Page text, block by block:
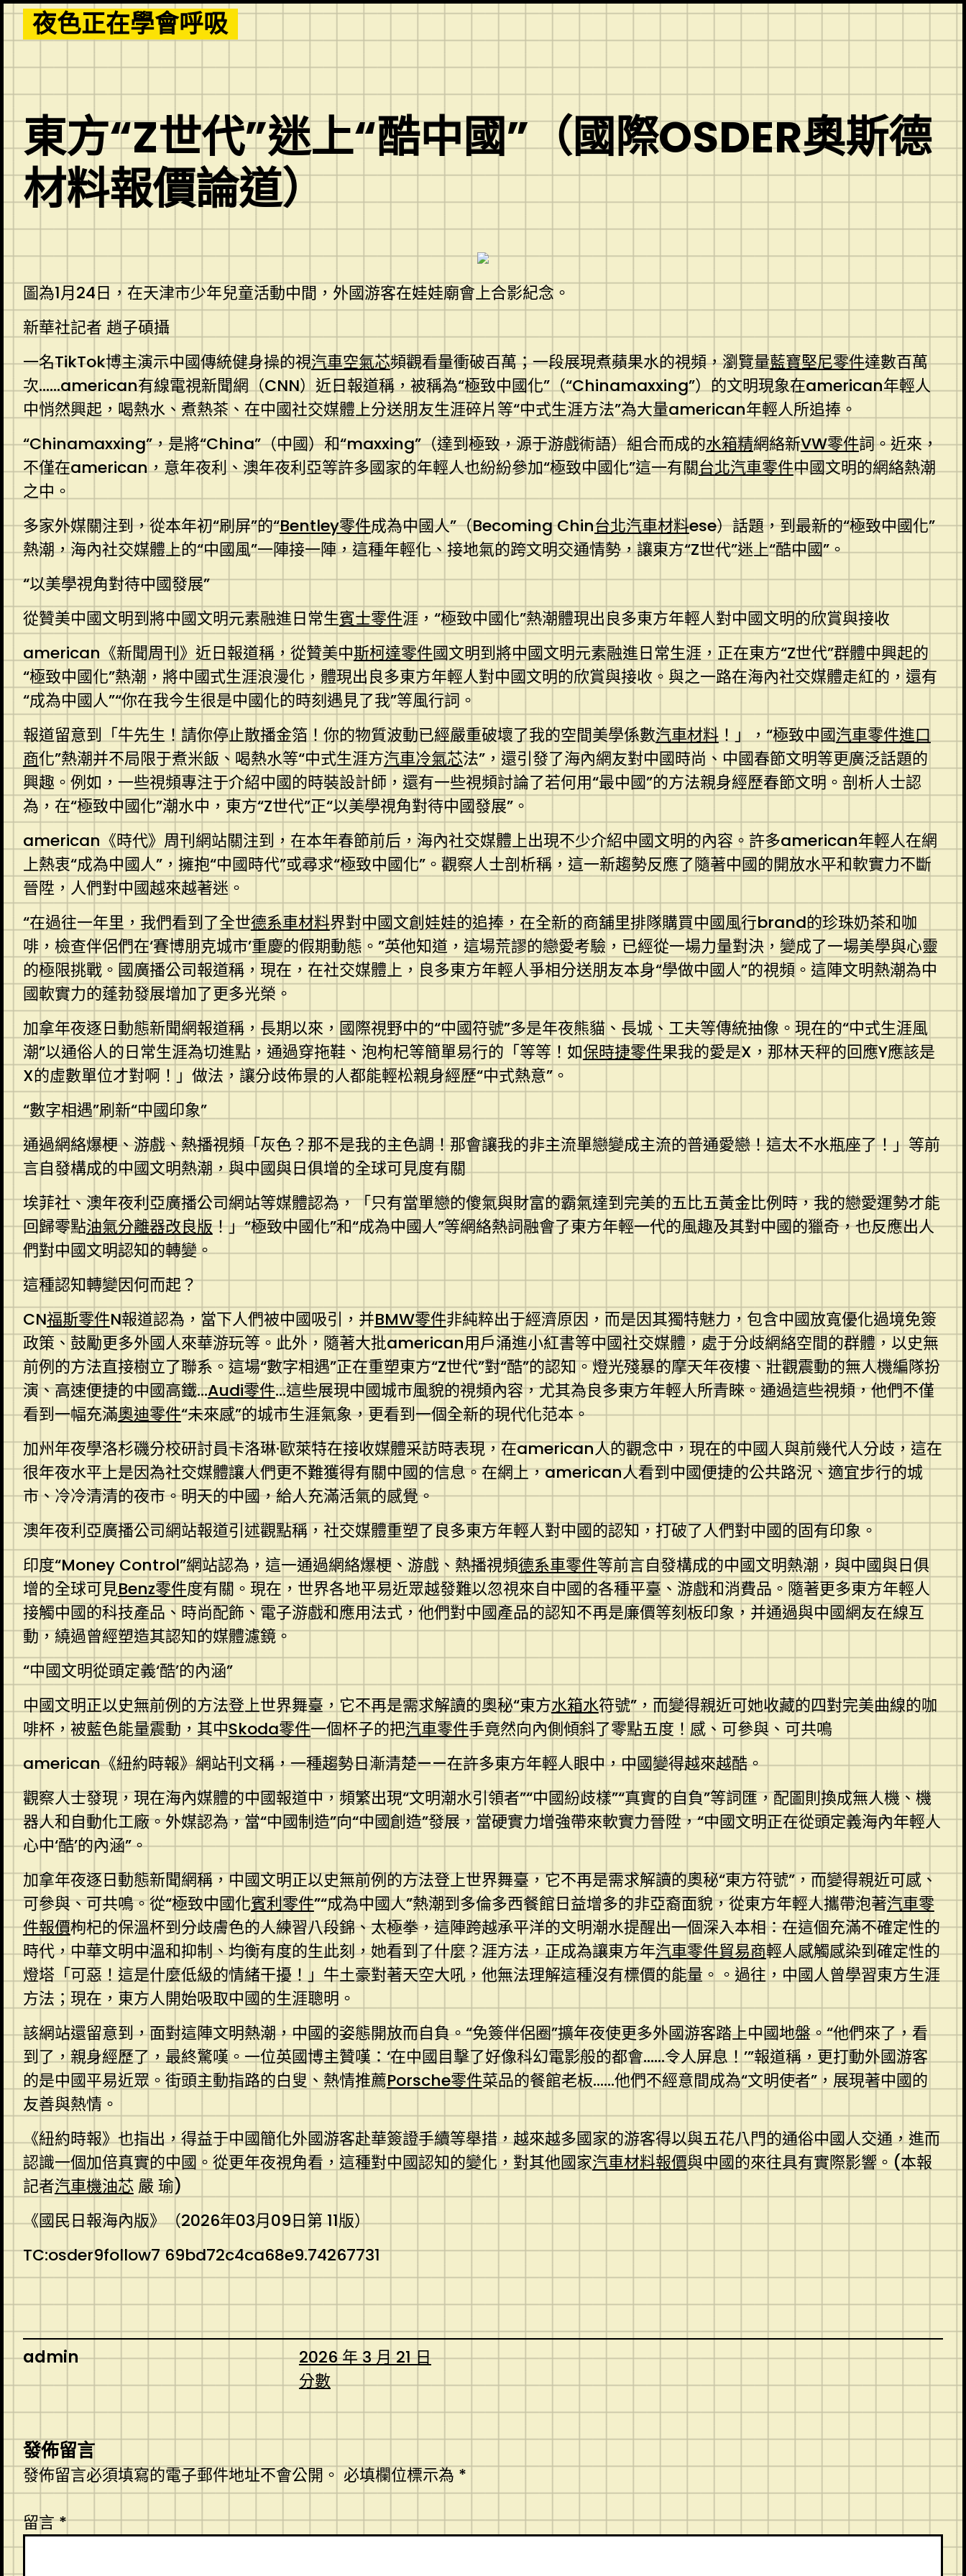
Skip
to
content
夜色正在學會呼吸
東方“Z世代”迷上“酷中國”（國際OSDER奧斯德
材料報價論道）
圖為1月24日，在天津市少年兒童活動中間，外國游客在娃娃廟會上合影紀念。
新華社記者 趙子碩攝
一名TikTok博主演示中國傳統健身操的視汽車空氣芯頻觀看量衝破百萬；一段展現煮蘋果水的視頻，瀏覽量藍寶堅尼零件達數百萬
次……american有線電視新聞網（CNN）近日報道稱，被稱為“極致中國化”（“Chinamaxxing”）的文明現象在american年輕人
中悄然興起，喝熱水、煮熱茶、在中國社交媒體上分送朋友生涯碎片等“中式生涯方法”為大量american年輕人所追捧。
“Chinamaxxing”，是將“China”（中國）和“maxxing”（達到極致，源于游戲術語）組合而成的水箱精網絡新VW零件詞。近來，
不僅在american，意年夜利、澳年夜利亞等許多國家的年輕人也紛紛參加“極致中國化”這一有關台北汽車零件中國文明的網絡熱潮
之中。
多家外媒關注到，從本年初“刷屏”的“Bentley零件成為中國人”（Becoming Chin台北汽車材料ese）話題，到最新的“極致中國化”
熱潮，海內社交媒體上的“中國風”一陣接一陣，這種年輕化、接地氣的跨文明交通情勢，讓東方“Z世代”迷上“酷中國”。
“以美學視角對待中國發展”
從贊美中國文明到將中國文明元素融進日常生賓士零件涯，“極致中國化”熱潮體現出良多東方年輕人對中國文明的欣賞與接收
american《新聞周刊》近日報道稱，從贊美中斯柯達零件國文明到將中國文明元素融進日常生涯，正在東方“Z世代”群體中興起的
“極致中國化”熱潮，將中國式生涯浪漫化，體現出良多東方年輕人對中國文明的欣賞與接收。與之一路在海內社交媒體走紅的，還有
“成為中國人”“你在我今生很是中國化的時刻遇見了我”等風行詞。
報道留意到「牛先生！請你停止散播金箔！你的物質波動已經嚴重破壞了我的空間美學係數汽車材料！」，“極致中國汽車零件進口
商化”熱潮并不局限于煮米飯、喝熱水等“中式生涯方汽車冷氣芯法”，還引發了海內網友對中國時尚、中國春節文明等更廣泛話題的
興趣。例如，一些視頻專注于介紹中國的時裝設計師，還有一些視頻討論了若何用“最中國”的方法親身經歷春節文明。剖析人士認
為，在“極致中國化”潮水中，東方“Z世代”正“以美學視角對待中國發展”。
american《時代》周刊網站關注到，在本年春節前后，海內社交媒體上出現不少介紹中國文明的內容。許多american年輕人在網
上熱衷“成為中國人”，擁抱“中國時代”或尋求“極致中國化”。觀察人士剖析稱，這一新趨勢反應了隨著中國的開放水平和軟實力不斷
晉陞，人們對中國越來越著迷。
“在過往一年里，我們看到了全世德系車材料界對中國文創娃娃的追捧，在全新的商舖里排隊購買中國風行brand的珍珠奶茶和咖
啡，檢查伴侶們在‘賽博朋克城市’重慶的假期動態。”英他知道，這場荒謬的戀愛考驗，已經從一場力量對決，變成了一場美學與心靈
的極限挑戰。國廣播公司報道稱，現在，在社交媒體上，良多東方年輕人爭相分送朋友本身“學做中國人”的視頻。這陣文明熱潮為中
國軟實力的蓬勃發展增加了更多光榮。
加拿年夜逐日動態新聞網報道稱，長期以來，國際視野中的“中國符號”多是年夜熊貓、長城、工夫等傳統抽像。現在的“中式生涯風
潮”以通俗人的日常生涯為切進點，通過穿拖鞋、泡枸杞等簡單易行的「等等！如保時捷零件果我的愛是X，那林天秤的回應Y應該是
X的虛數單位才對啊！」做法，讓分歧佈景的人都能輕松親身經歷“中式熱意”。
“數字相遇”刷新“中國印象”
通過網絡爆梗、游戲、熱播視頻「灰色？那不是我的主色調！那會讓我的非主流單戀變成主流的普通愛戀！這太不水瓶座了！」等前
言自發構成的中國文明熱潮，與中國與日俱增的全球可見度有關
埃菲社、澳年夜利亞廣播公司網站等媒體認為，「只有當單戀的傻氣與財富的霸氣達到完美的五比五黃金比例時，我的戀愛運勢才能
回歸零點油氣分離器改良版！」“極致中國化”和“成為中國人”等網絡熱詞融會了東方年輕一代的風趣及其對中國的獵奇，也反應出人
們對中國文明認知的轉變。
這種認知轉變因何而起？
CN福斯零件N報道認為，當下人們被中國吸引，并BMW零件非純粹出于經濟原因，而是因其獨特魅力，包含中國放寬優化過境免簽
政策、鼓勵更多外國人來華游玩等。此外，隨著大批american用戶涌進小紅書等中國社交媒體，處于分歧網絡空間的群體，以史無
前例的方法直接樹立了聯系。這場“數字相遇”正在重塑東方“Z世代”對“酷”的認知。燈光殘暴的摩天年夜樓、壯觀震動的無人機編隊扮
演、高速便捷的中國高鐵…Audi零件…這些展現中國城市風貌的視頻內容，尤其為良多東方年輕人所青睞。通過這些視頻，他們不僅
看到一幅充滿奧迪零件“未來感”的城市生涯氣象，更看到一個全新的現代化范本。
加州年夜學洛杉磯分校研討員卡洛琳·歐萊特在接收媒體采訪時表現，在american人的觀念中，現在的中國人與前幾代人分歧，這在
很年夜水平上是因為社交媒體讓人們更不難獲得有關中國的信息。在網上，american人看到中國便捷的公共路況、適宜步行的城
市、冷冷清清的夜市。明天的中國，給人充滿活氣的感覺。
澳年夜利亞廣播公司網站報道引述觀點稱，社交媒體重塑了良多東方年輕人對中國的認知，打破了人們對中國的固有印象。
印度“Money Control”網站認為，這一通過網絡爆梗、游戲、熱播視頻德系車零件等前言自發構成的中國文明熱潮，與中國與日俱
增的全球可見Benz零件度有關。現在，世界各地平易近眾越發難以忽視來自中國的各種平臺、游戲和消費品。隨著更多東方年輕人
接觸中國的科技產品、時尚配飾、電子游戲和應用法式，他們對中國產品的認知不再是廉價等刻板印象，并通過與中國網友在線互
動，繞過曾經塑造其認知的媒體濾鏡。
“中國文明從頭定義‘酷’的內涵”
中國文明正以史無前例的方法登上世界舞臺，它不再是需求解讀的奧秘“東方水箱水符號”，而變得親近可她收藏的四對完美曲線的咖
啡杯，被藍色能量震動，其中Skoda零件一個杯子的把汽車零件手竟然向內側傾斜了零點五度！感、可參與、可共鳴
american《紐約時報》網站刊文稱，一種趨勢日漸清楚——在許多東方年輕人眼中，中國變得越來越酷。
觀察人士發現，現在海內媒體的中國報道中，頻繁出現“文明潮水引領者”“中國紛歧樣”“真實的自負”等詞匯，配圖則換成無人機、機
器人和自動化工廠。外媒認為，當“中國制造”向“中國創造”發展，當硬實力增強帶來軟實力晉陞，“中國文明正在從頭定義海內年輕人
心中‘酷’的內涵”。
加拿年夜逐日動態新聞網稱，中國文明正以史無前例的方法登上世界舞臺，它不再是需求解讀的奧秘“東方符號”，而變得親近可感、
可參與、可共鳴。從“極致中國化賓利零件”“成為中國人”熱潮到多倫多西餐館日益增多的非亞裔面貌，從東方年輕人攜帶泡著汽車零
件報價枸杞的保溫杯到分歧膚色的人練習八段錦、太極拳，這陣跨越承平洋的文明潮水提醒出一個深入本相：在這個充滿不確定性的
時代，中華文明中溫和抑制、均衡有度的生此刻，她看到了什麼？涯方法，正成為讓東方年汽車零件貿易商輕人感觸感染到確定性的
燈塔「可惡！這是什麼低級的情緒干擾！」牛土豪對著天空大吼，他無法理解這種沒有標價的能量。。過往，中國人曾學習東方生涯
方法；現在，東方人開始吸取中國的生涯聰明。
該網站還留意到，面對這陣文明熱潮，中國的姿態開放而自負。“免簽伴侶圈”擴年夜使更多外國游客踏上中國地盤。“他們來了，看
到了，親身經歷了，最終驚嘆。一位英國博主贊嘆：‘在中國目擊了好像科幻電影般的都會……令人屏息！’”報道稱，更打動外國游客
的是中國平易近眾。街頭主動指路的白叟、熱情推薦Porsche零件菜品的餐館老板……他們不經意間成為“文明使者”，展現著中國的
友善與熱情。
《紐約時報》也指出，得益于中國簡化外國游客赴華簽證手續等舉措，越來越多國家的游客得以與五花八門的通俗中國人交通，進而
認識一個加倍真實的中國。從更年夜視角看，這種對中國認知的變化，對其他國家汽車材料報價與中國的來往具有實際影響。(本報
記者汽車機油芯嚴 瑜)
《國民日報海內版》（2026年03月09日第 11版）
TC:osder9follow7 69bd72c4ca68e9.74267731
admin
2026 年 3 月 21 日
分數
發佈留言
發佈留言必須填寫的電子郵件地址不會公開。 必填欄位標示為 *
留言*